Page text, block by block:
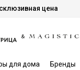
цена
для дома Бренды